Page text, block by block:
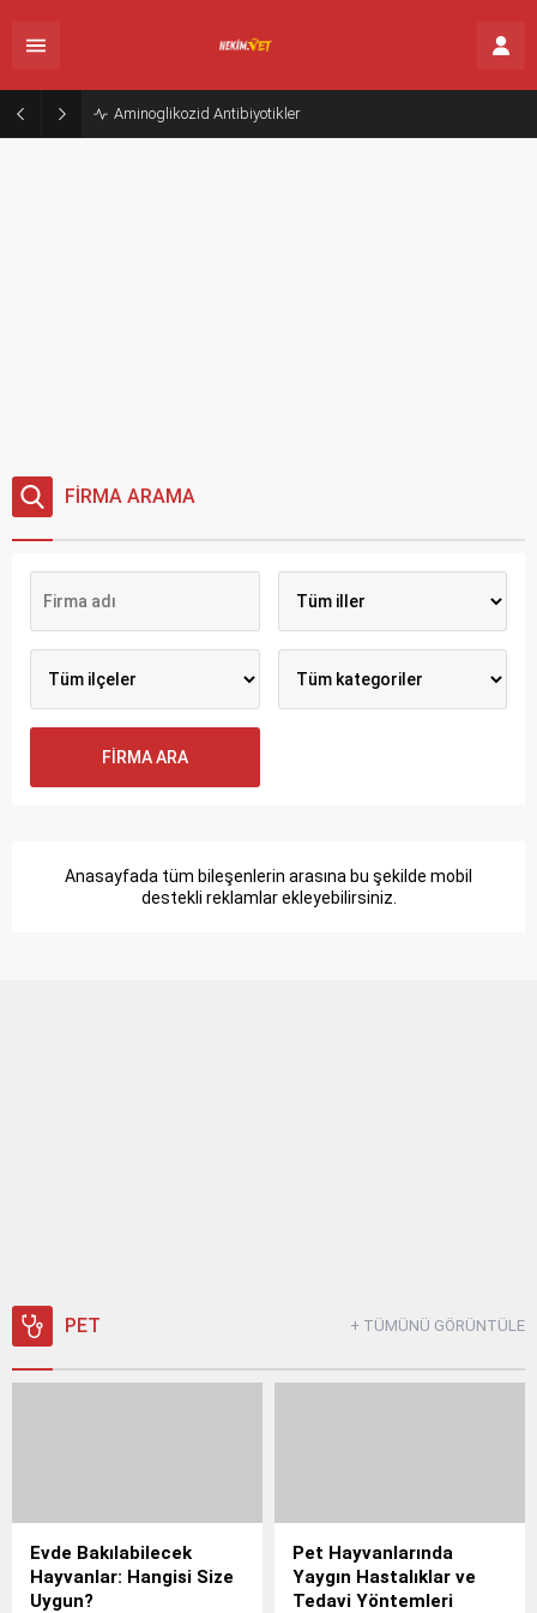
Aminoglikozid Antibiyotikler
FİRMA ARAMA
Anasayfada tüm bileşenlerin arasına bu şekilde mobil
destekli reklamlar ekleyebilirsiniz.
PET + TÜMÜNÜ GÖRÜNTÜLE
Evde Bakılabilecek
Hayvanlar: Hangisi Size
Uygun?
Pet Hayvanlarında
Yaygın Hastalıklar ve
Tedavi Yöntemleri